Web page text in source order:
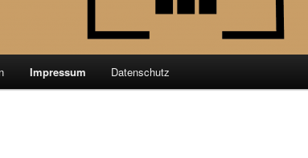
Impressum Datenschutz